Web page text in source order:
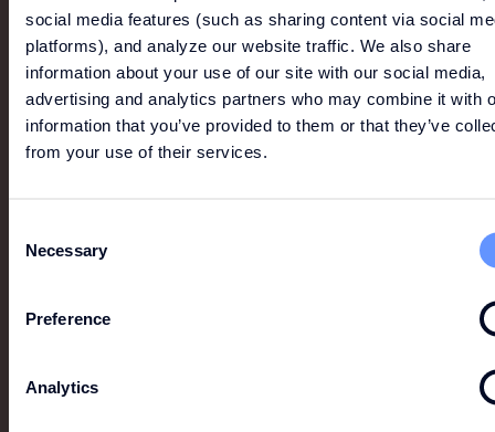
social media features (such as sharing content via social
platforms), and analyze our website traffic. We also share
information about your use of our site with our social media,
advertising and analytics partners who may combine it with
information that you’ve provided to them or that they’ve
from your use of their services.
Selection
Necessary
Preference
Analytics
POLO RALPH LAUREN
řemeslnému zpracování.